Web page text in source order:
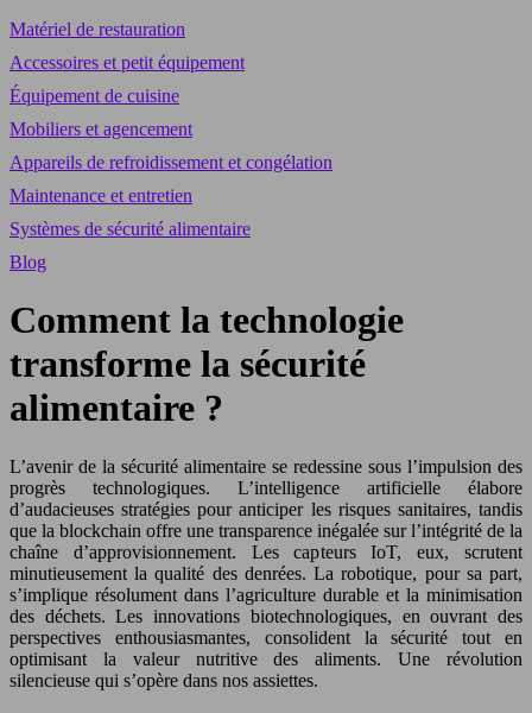
Matériel de restauration
Accessoires et petit équipement
Équipement de cuisine
Mobiliers et agencement
Appareils de refroidissement et congélation
Maintenance et entretien
Systèmes de sécurité alimentaire
Blog
Comment la technologie
transforme la sécurité
alimentaire ?
L’avenir de la sécurité alimentaire se redessine sous l’impulsion des
progrès technologiques. L’intelligence artificielle élabore
d’audacieuses stratégies pour anticiper les risques sanitaires, tandis
que la blockchain offre une transparence inégalée sur l’intégrité de la
chaîne d’approvisionnement. Les capteurs IoT, eux, scrutent
minutieusement la qualité des denrées. La robotique, pour sa part,
s’implique résolument dans l’agriculture durable et la minimisation
des déchets. Les innovations biotechnologiques, en ouvrant des
perspectives enthousiasmantes, consolident la sécurité tout en
optimisant la valeur nutritive des aliments. Une révolution
silencieuse qui s’opère dans nos assiettes.